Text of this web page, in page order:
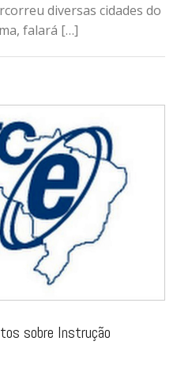
diversas cidades do
falará […]
sobre Instrução